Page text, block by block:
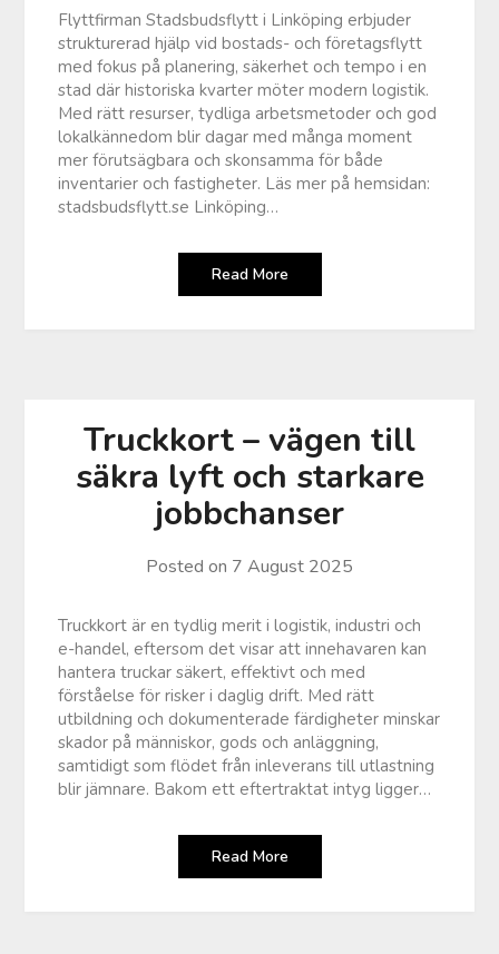
Flyttfirman Stadsbudsflytt i Linköping erbjuder
strukturerad hjälp vid bostads- och företagsflytt
med fokus på planering, säkerhet och tempo i en
stad där historiska kvarter möter modern logistik.
Med rätt resurser, tydliga arbetsmetoder och god
lokalkännedom blir dagar med många moment
mer förutsägbara och skonsamma för både
inventarier och fastigheter. Läs mer på hemsidan:
stadsbudsflytt.se Linköping…
Read More
Truckkort – vägen till
säkra lyft och starkare
jobbchanser
Posted on 7 August 2025
Truckkort är en tydlig merit i logistik, industri och
e-handel, eftersom det visar att innehavaren kan
hantera truckar säkert, effektivt och med
förståelse för risker i daglig drift. Med rätt
utbildning och dokumenterade färdigheter minskar
skador på människor, gods och anläggning,
samtidigt som flödet från inleverans till utlastning
blir jämnare. Bakom ett eftertraktat intyg ligger…
Read More